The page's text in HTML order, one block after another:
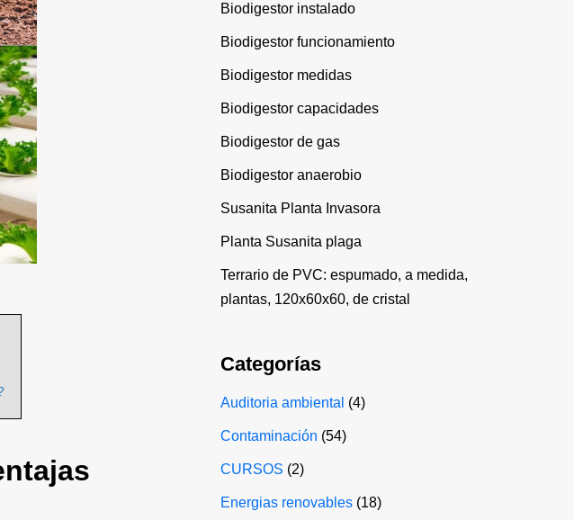
Biodigestor instalado
Biodigestor funcionamiento
Biodigestor medidas
Biodigestor capacidades
Biodigestor de gas
Biodigestor anaerobio
Susanita Planta Invasora
Planta Susanita plaga
Terrario de PVC: espumado, a medida,
plantas, 120x60x60, de cristal
Categorías
Auditoria ambiental (4)
Contaminación (54)
CURSOS (2)
Energias renovables (18)